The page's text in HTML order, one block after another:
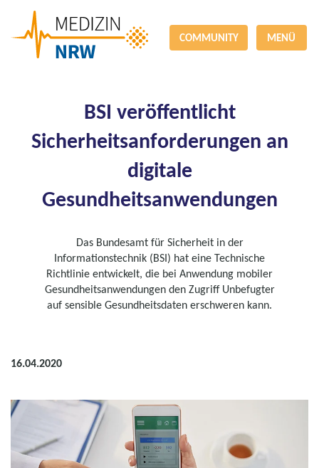
COMMUNITY MENÜ
BSI veröffentlicht
Sicherheitsanforderungen an
digitale
Gesundheitsanwendungen
Das Bundesamt für Sicherheit in der
Informationstechnik (BSI) hat eine Technische
Richtlinie entwickelt, die bei Anwendung mobiler
Gesundheitsanwendungen den Zugriff Unbefugter
auf sensible Gesundheitsdaten erschweren kann.
16.04.2020